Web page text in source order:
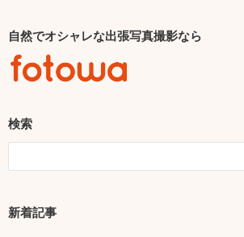
自然でオシャレな出張写真撮影なら
検索
新着記事